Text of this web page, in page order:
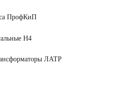
ПрофКиП
Н4
ЛАТР